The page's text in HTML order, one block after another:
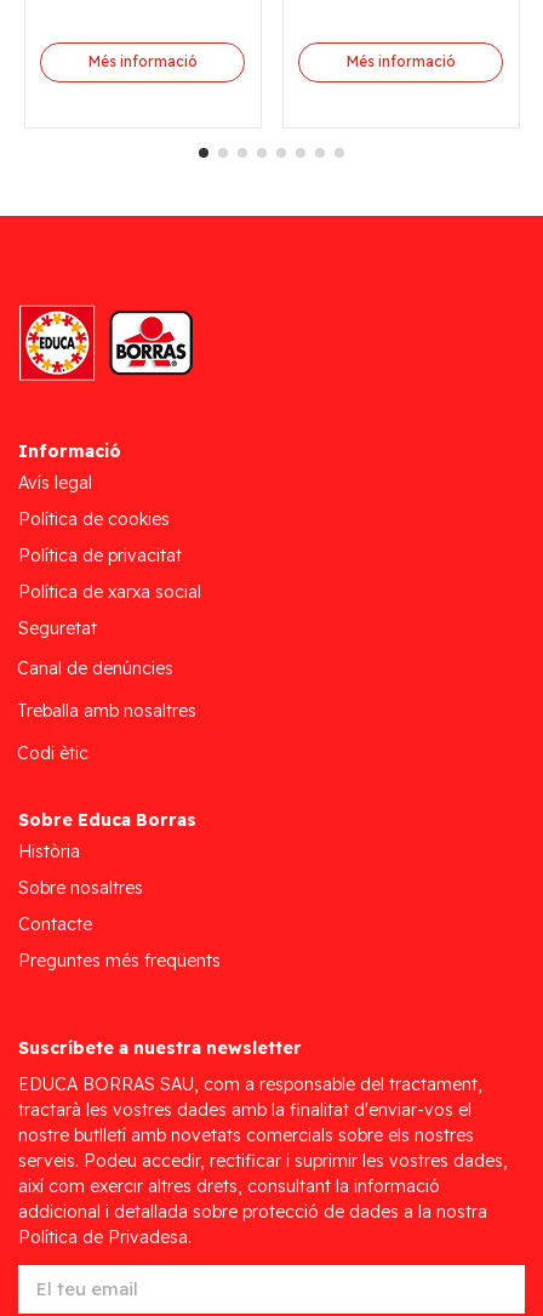
Més informació Més informació
Informació
Avís legal
Política de cookies
Política de privacitat
Política de xarxa social
Seguretat
Canal de denúncies
Treballa amb nosaltres
Codi ètic
Sobre Educa Borras
Història
Sobre nosaltres
Contacte
Preguntes més freqüents
Suscríbete a nuestra newsletter
EDUCA BORRAS SAU, com a responsable del tractament,
tractarà les vostres dades amb la finalitat d'enviar-vos el
nostre butlletí amb novetats comercials sobre els nostres
serveis. Podeu accedir, rectificar i suprimir les vostres dades,
així com exercir altres drets, consultant la informació
addicional i detallada sobre protecció de dades a la nostra
Política de Privadesa.